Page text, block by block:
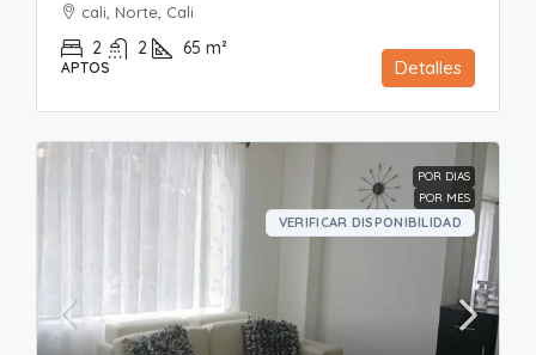
cali, Norte, Cali
2 2 65 m²
APTOS Detalles
POR DIAS
POR MES
VERIFICAR DISPONIBILIDAD